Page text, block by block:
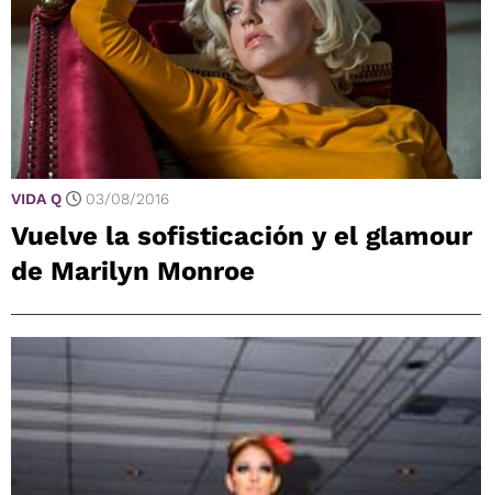
VIDA Q 03/08/2016
Vuelve la sofisticación y el glamour
de Marilyn Monroe